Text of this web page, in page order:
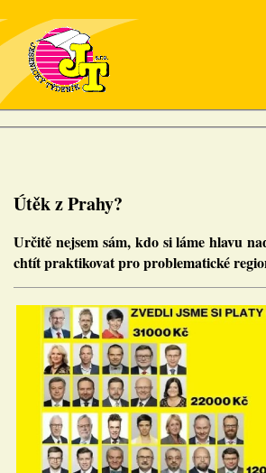
Útěk z Prahy?
Určitě nejsem sám, kdo si láme hlavu
chtít praktikovat pro problematické